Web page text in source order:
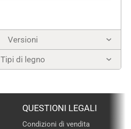
Versioni
Tipi di legno
QUESTIONI LEGALI
Condizioni di vendita